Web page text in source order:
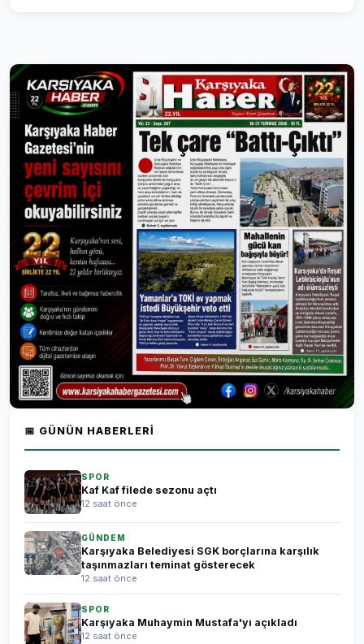
📅 GÜNÜN HABERLERI
SPOR
Kaf Kaf filede sezonu açtı
12 saat önce
GÜNDEM
Karşıyaka Belediyesi SGK borçlarına karşılık
taşınmazları teminat gösterecek
12 saat önce
SPOR
Karşıyaka Muhaymin Mustafa'yı açıkladı
12 saat önce